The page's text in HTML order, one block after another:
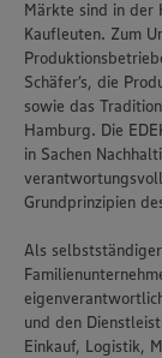
Märkte sind in der
Kaufleuten. Zum
Schäfer’s, die
sowie das
Hamburg. Die
in Sachen
Grundprinzipien
Als
und den
Einkauf, Logistik,